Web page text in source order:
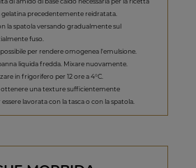
gelatina precedentemente reidratata.
la spatola versando gradualmente sul
fuso.
per rendere omogenea l'emulsione.
liquida fredda. Mixare nuovamente.
in frigorifero per 12 ore a 4°C.
una texture sufficientemente
lavorata con la tasca o con la spatola.